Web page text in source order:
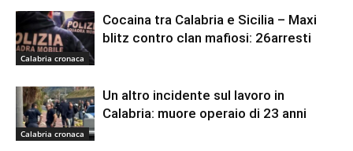
Calabria cronaca
Cocaina tra Calabria e Sicilia – Maxi
blitz contro clan mafiosi: 26arresti
Calabria cronaca
Un altro incidente sul lavoro in
Calabria: muore operaio di 23 anni